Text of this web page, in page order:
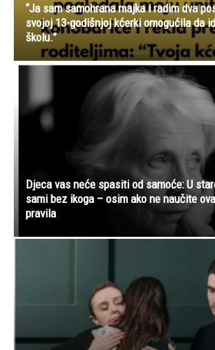
“Ja sam samohrana majka i radim dva
svojoj 13-godišnjoj kćerki omogućila da
školu.”
Djeca vas neće spasiti od samoće: U
sami bez ikoga – osim ako ne naučite
pravila